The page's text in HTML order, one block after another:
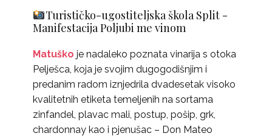
Turističko-ugostiteljska škola Split -
Manifestacija Poljubi me vinom
Matuško je nadaleko poznata vinarija s otoka
Pelješca, koja je svojim dugogodišnjim i
predanim radom iznjedrila dvadesetak visoko
kvalitetnih etiketa temeljenih na sortama
zinfandel, plavac mali, postup, pošip, grk,
chardonnay kao i pjenušac – Don Mateo